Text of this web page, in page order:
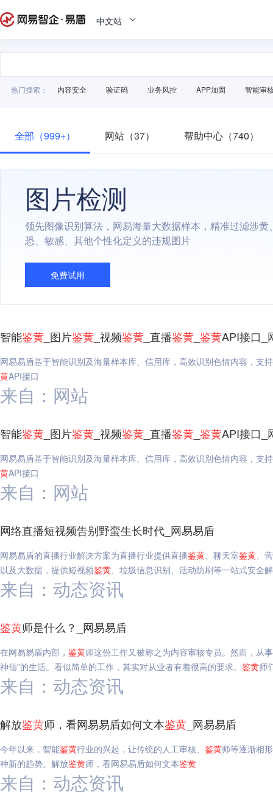
中文站
热门搜索： 内容安全 验证码 业务风控 APP加固 智能审
全部（999+） 网站（37） 帮助中心（740）
图片检测
领先图像识别算法，网易海量大数据样本，精准过滤涉黄
恐、敏感、其他个性化定义的违规图片
免费试用
智能鉴黄 _图片鉴黄 _视频鉴黄 _直播鉴黄 鉴黄API接口_
网易易盾基于智能识别及海量样本库、信用库，高效识别色情内容，支
黄API接口
来自：网站
智能鉴黄 _图片鉴黄 _视频鉴黄 _直播鉴黄 鉴黄API接口_
网易易盾基于智能识别及海量样本库、信用库，高效识别色情内容，支
黄API接口
来自：网站
网络直播短视频告别野蛮生长时代_网易易盾
网易易盾的直播行业解决方案为直播行业提供直播鉴黄、聊天室鉴黄、
以及大数据，提供短视频鉴黄、垃圾信息识别、活动防刷等一站式安全
来自：动态资讯
鉴黄师是什么？_网易易盾
在网易易盾内部， 鉴黄师这份工作又被称之为内容审核专员。然而，从
神仙”的生活。看似简单的工作，其实对从业者有着很高的要求。 鉴黄师
来自：动态资讯
解放鉴黄师，看网易易盾如何文本鉴黄 _网易易盾
今年以来，智能鉴黄行业的兴起，让传统的人工审核、 鉴黄师等逐渐相
种新的趋势。解放鉴黄师，看网易易盾如何文本鉴黄
来自：动态资讯